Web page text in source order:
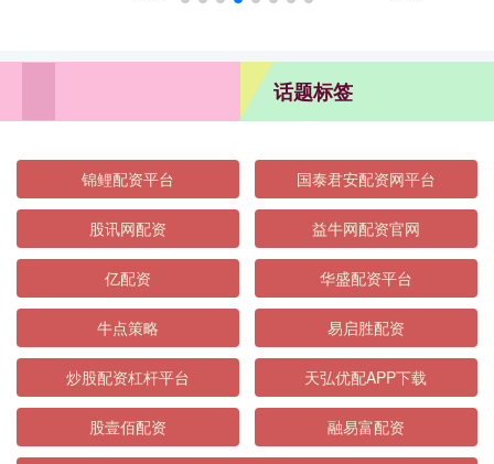
话题标签
锦鲤配资平台 国泰君安配资网平台
股讯网配资 益牛网配资官网
亿配资 华盛配资平台
牛点策略 易启胜配资
炒股配资杠杆平台 天弘优配APP下载
股壹佰配资 融易富配资